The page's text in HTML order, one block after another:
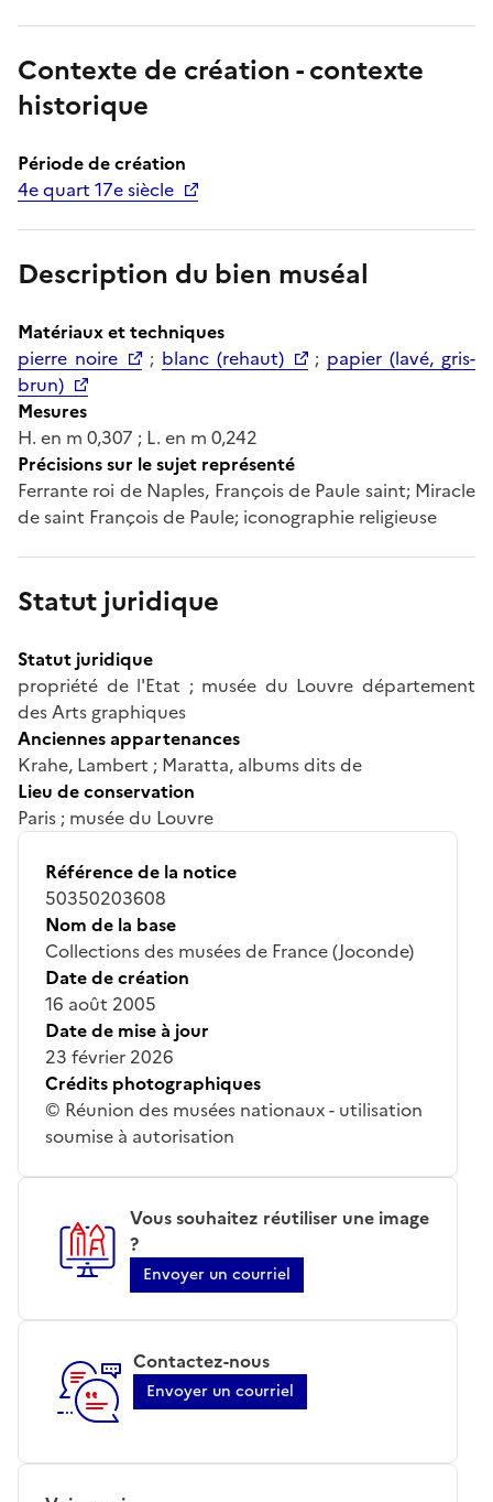
Contexte de création - contexte
historique
Période de création
4e quart 17e siècle
Description du bien muséal
Matériaux et techniques
pierre noire
; blanc (rehaut) ; papier (lavé, gris-
brun)
Mesures
H. en m 0,307 ; L. en m 0,242
Précisions sur le sujet représenté
Ferrante roi de Naples, François de Paule saint; Miracle
de saint François de Paule; iconographie religieuse
Statut juridique
Statut juridique
propriété de l'Etat ; musée du Louvre département
des Arts graphiques
Anciennes appartenances
Krahe, Lambert ; Maratta, albums dits de
Lieu de conservation
Paris ; musée du Louvre
Référence de la notice
50350203608
Nom de la base
Collections des musées de France (Joconde)
Date de création
16 août 2005
Date de mise à jour
23 février 2026
Crédits photographiques
© Réunion des musées nationaux - utilisation
soumise à autorisation
Vous souhaitez réutiliser une image
?
Envoyer un courriel
Contactez-nous
Envoyer un courriel